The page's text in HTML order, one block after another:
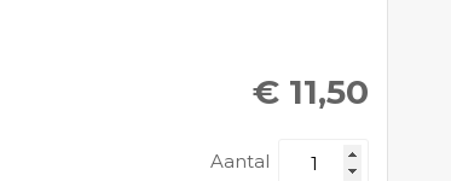
€ 11,50
Aantal